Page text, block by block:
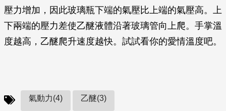
壓力增加，因此玻璃瓶下端的氣壓比上端的氣壓高。上
下兩端的壓力差使乙醚液體沿著玻璃管向上爬。手掌溫
度越高，乙醚爬升速度越快。試試看你的愛情溫度吧。
氣動力(4) 乙醚(3)